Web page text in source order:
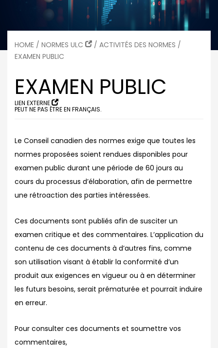
HOME / NORMES ULC / ACTIVITÉS DES NORMES /
EXAMEN PUBLIC
EXAMEN PUBLIC
LIEN EXTERNE
PEUT NE PAS ÊTRE EN FRANÇAIS.
Le Conseil canadien des normes exige que toutes les
normes proposées soient rendues disponibles pour
examen public durant une période de 60 jours au
cours du processus d’élaboration, afin de permettre
une rétroaction des parties intéressées.
Ces documents sont publiés afin de susciter un
examen critique et des commentaires. L’application du
contenu de ces documents à d’autres fins, comme
son utilisation visant à établir la conformité d’un
produit aux exigences en vigueur ou à en déterminer
les futurs besoins, serait prématurée et pourrait induire
en erreur.
Pour consulter ces documents et soumettre vos
commentaires,